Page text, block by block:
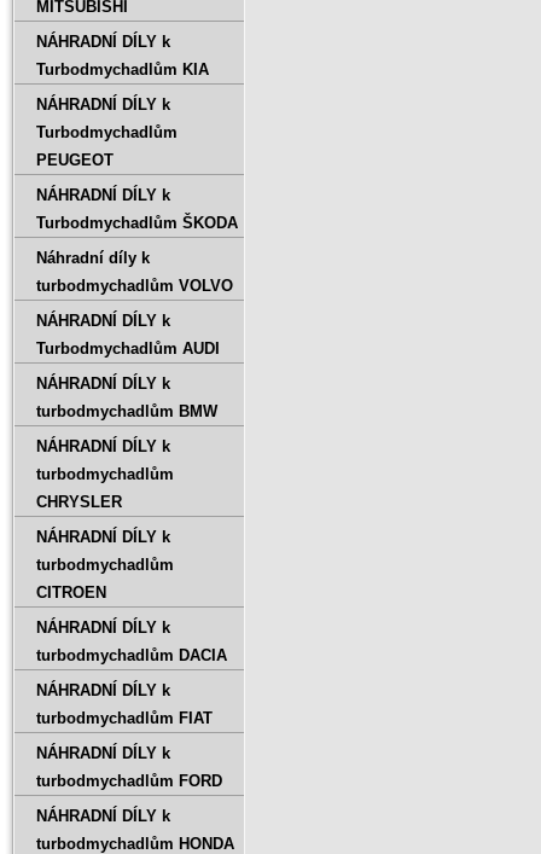
MITSUBISHI
NÁHRADNÍ DÍLY k
Turbodmychadlům KIA
NÁHRADNÍ DÍLY k
Turbodmychadlům
PEUGEOT
NÁHRADNÍ DÍLY k
Turbodmychadlům ŠKODA
Náhradní díly k
turbodmychadlům VOLVO
NÁHRADNÍ DÍLY k
Turbodmychadlům AUDI
NÁHRADNÍ DÍLY k
turbodmychadlům BMW
NÁHRADNÍ DÍLY k
turbodmychadlům
CHRYSLER
NÁHRADNÍ DÍLY k
turbodmychadlům
CITROEN
NÁHRADNÍ DÍLY k
turbodmychadlům DACIA
NÁHRADNÍ DÍLY k
turbodmychadlům FIAT
NÁHRADNÍ DÍLY k
turbodmychadlům FORD
NÁHRADNÍ DÍLY k
turbodmychadlům HONDA